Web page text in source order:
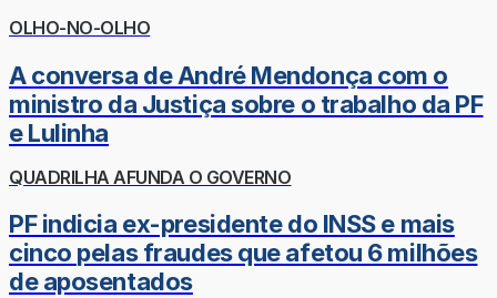
OLHO-NO-OLHO
A conversa de André Mendonça com o
ministro da Justiça sobre o trabalho da PF
e Lulinha
QUADRILHA AFUNDA O GOVERNO
PF indicia ex-presidente do INSS e mais
cinco pelas fraudes que afetou 6 milhões
de aposentados